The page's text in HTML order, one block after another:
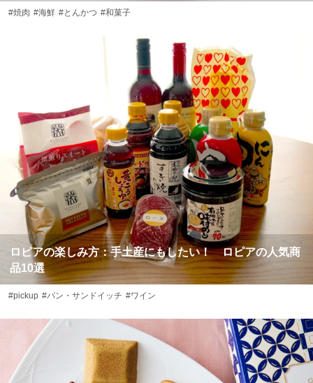
#焼肉 #海鮮 #とんかつ #和菓子
ロピアの楽しみ方：手土産にもしたい！ ロピアの人気商
品10選
#pickup #パン・サンドイッチ #ワイン